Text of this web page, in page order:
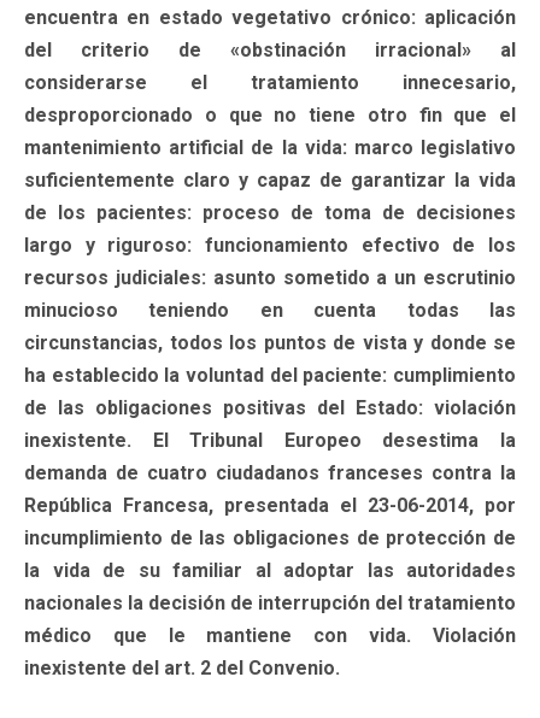
encuentra en estado vegetativo crónico: aplicación
del criterio de «obstinación irracional» al
considerarse el tratamiento innecesario,
desproporcionado o que no tiene otro fin que el
mantenimiento artificial de la vida: marco legislativo
suficientemente claro y capaz de garantizar la vida
de los pacientes: proceso de toma de decisiones
largo y riguroso: funcionamiento efectivo de los
recursos judiciales: asunto sometido a un escrutinio
minucioso teniendo en cuenta todas las
circunstancias, todos los puntos de vista y donde se
ha establecido la voluntad del paciente: cumplimiento
de las obligaciones positivas del Estado: violación
inexistente. El Tribunal Europeo desestima la
demanda de cuatro ciudadanos franceses contra la
República Francesa, presentada el 23-06-2014, por
incumplimiento de las obligaciones de protección de
la vida de su familiar al adoptar las autoridades
nacionales la decisión de interrupción del tratamiento
médico que le mantiene con vida. Violación
inexistente del art. 2 del Convenio.